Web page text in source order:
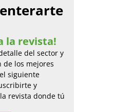
la revista!
del sector y
de los mejores
siguiente
y
revista donde tú